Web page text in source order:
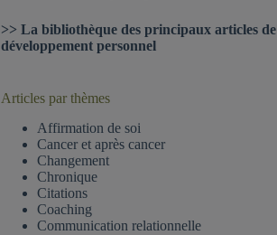
>>La bibliothèque des principaux articles de
développement personnel
Articles par thèmes
Affirmation de soi
Cancer et après cancer
Changement
Chronique
Citations
Coaching
Communication relationnelle